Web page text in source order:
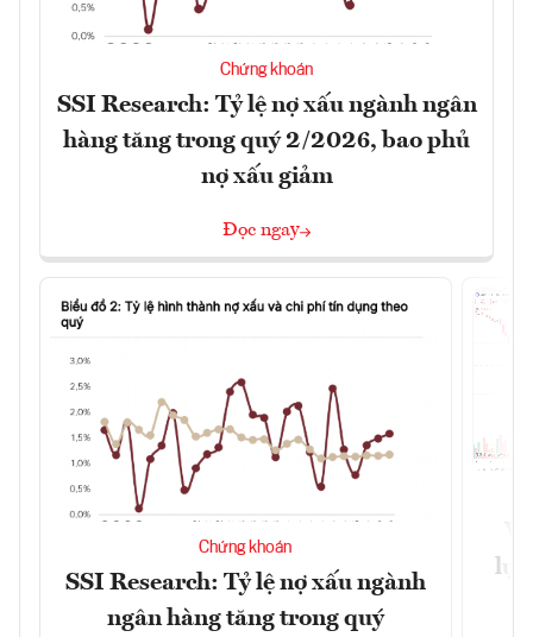
Chứng khoán
SSI Research: Tỷ lệ nợ xấu ngành ngân
hàng tăng trong quý 2/2026, bao phủ
nợ xấu giảm
Đọc ngay
Chứng khoán
SSI Research: Tỷ lệ nợ xấu ngành
ngân hàng tăng trong quý
lực